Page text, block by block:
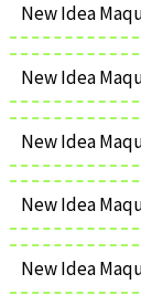
New Idea
New Idea
New Idea
New Idea
New Idea